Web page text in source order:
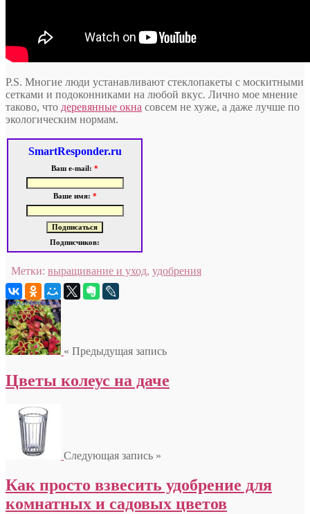
P.S. Многие люди устанавливают стеклопакеты с москитными
сетками и подоконниками на любой вкус. Лично мое мнение
таково, что деревянные окна совсем не хуже, а даже лучше по
экологическим нормам.
SmartResponder.ru
Ваш e-mail: *
Ваше имя: *
Подписчиков:
Метки: выращивание и уход, удобрения
« Предыдущая запись
Цветы колеус на даче
Следующая запись »
Как просто взвесить удобрение для
комнатных и садовых цветов